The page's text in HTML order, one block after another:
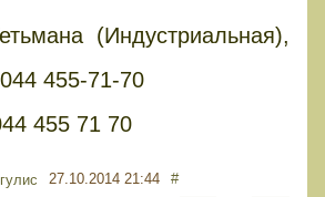
(Индустриальная),
455-71-70
455 71 70
27.10.2014 21:44 #